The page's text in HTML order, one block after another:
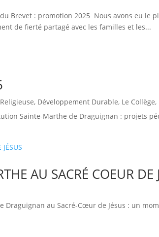
Brevet : promotion 2025 Nous avons eu le
de fierté partagé avec les familles et les...
, Développement Durable, Le Collège,
Sainte-Marthe de Draguignan : projets
AU SACRÉ COEUR DE
Draguignan au Sacré-Cœur de Jésus : un